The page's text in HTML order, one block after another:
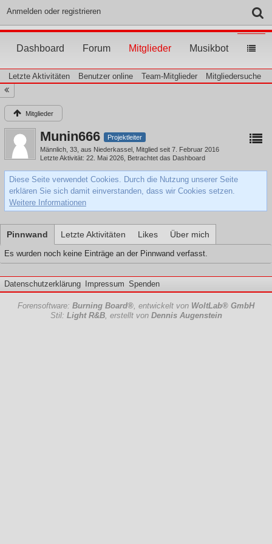
Anmelden oder registrieren
Dashboard Forum Mitglieder Musikbot
Letzte Aktivitäten Benutzer online Team-Mitglieder Mitgliedersuche
Mitglieder
Munin666
Projektleiter
Männlich 33 aus Niederkassel Mitglied seit 7. Februar 2016
Letzte Aktivität 22. Mai 2026 , Betrachtet das Dashboard
Diese Seite verwendet Cookies. Durch die Nutzung unserer Seite
erklären Sie sich damit einverstanden, dass wir Cookies setzen.
Weitere Informationen
Pinnwand Letzte Aktivitäten Likes Über mich
Es wurden noch keine Einträge an der Pinnwand verfasst.
Datenschutzerklärung Impressum Spenden
Forensoftware: Burning Board®, entwickelt von WoltLab® GmbH
Stil: Light R&B, erstellt von Dennis Augenstein